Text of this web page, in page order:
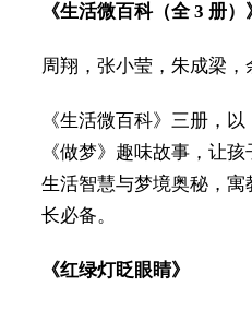
《生活微百科（全 3 册）
周翔，张小莹，朱成梁
《生活微百科》三册，
《做梦》趣味故事，让
生活智慧与梦境奥秘，
长必备。
《红绿灯眨眼睛》